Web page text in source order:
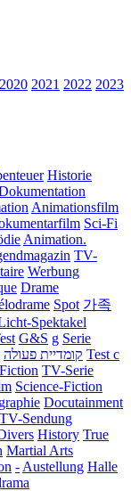
2020 2021 2022 2023
Historie
Animationsfilm
Sci-Fi
Animation.
TV-
Werbung
Drame
Spot 가족
Spektakel
G&S g Serie
קומדיית פעולה Test c
TV-Serie
Science-Fiction
Docutainment
TV-Sendung
History True
Martial Arts
- Austellung Halle